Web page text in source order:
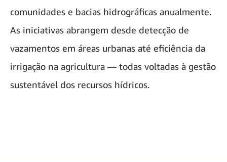
comunidades e bacias hidrográficas anualmente.
As iniciativas abrangem desde detecção de
vazamentos em áreas urbanas até eficiência da
irrigação na agricultura — todas voltadas à gestão
sustentável dos recursos hídricos.